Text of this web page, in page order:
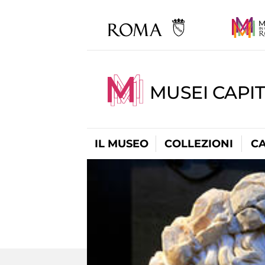
MUSEI
IL MUSEO COLLEZIONI